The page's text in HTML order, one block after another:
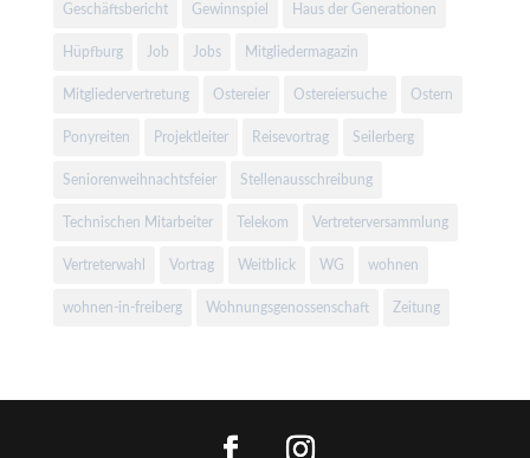
Geschäftsbericht Gewinnspiel Haus der Generationen
Hüpfburg Job Jobs Mitgliedermagazin
Mitgliedervertretung Ostereier Ostereiersuche Ostern
Ponyreiten Projektleiter Reisevortrag Seilerberg
Seniorenweihnachtsfeier Stellenausschreibung
Technischen Mitarbeiter Telekom Vertreterversammlung
Vertreterwahl Vortrag Weitblick WG wohnen
wohnen-in-freiberg Wohnungsgenossenschaft Zeitung